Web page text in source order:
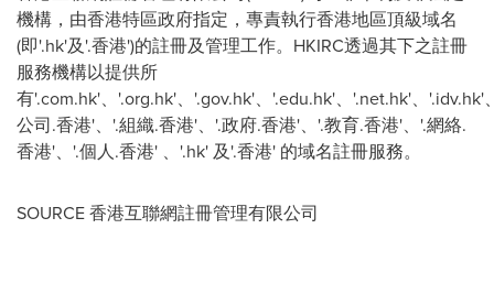
機構，由香港特區政府指定，專責執行香港地區頂級域名
(即'.hk'及'.香港')的註冊及管理工作。HKIRC透過其下之註冊
服務機構以提供所
有'.com.hk'、'.org.hk'、'.gov.hk'、'.edu.hk'、'.net.hk'、'.idv.hk'
公司.香港'、'.組織.香港'、'.政府.香港'、'.教育.香港'、'.網絡.
香港'、'.個人.香港' 、'.hk' 及'.香港' 的域名註冊服務。
SOURCE 香港互聯網註冊管理有限公司